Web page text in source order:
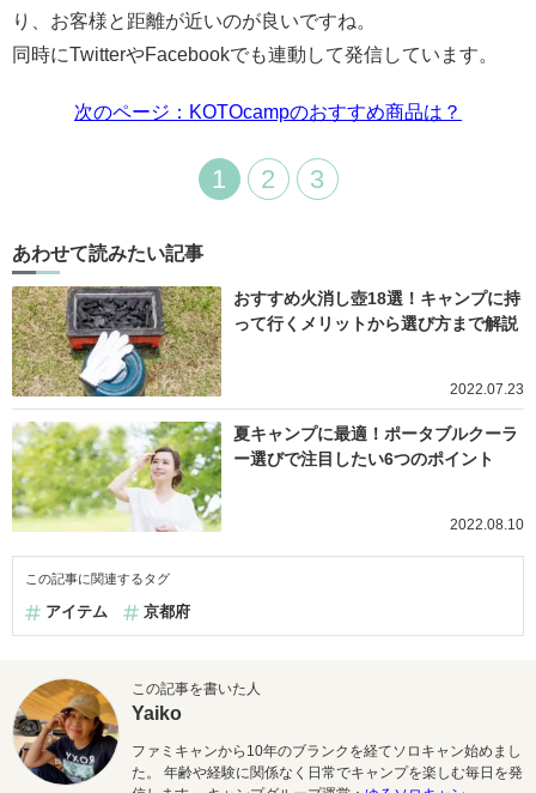
り、お客様と距離が近いのが良いですね。
同時にTwitterやFacebookでも連動して発信しています。
次のページ：KOTOcampのおすすめ商品は？
1 2 3
あわせて読みたい記事
おすすめ火消し壺18選！キャンプに持
って行くメリットから選び方まで解説
2022.07.23
夏キャンプに最適！ポータブルクーラ
ー選びで注目したい6つのポイント
2022.08.10
この記事に関連するタグ
アイテム 京都府
この記事を書いた人
Yaiko
ファミキャンから10年のブランクを経てソロキャン始めまし
た。 年齢や経験に関係なく日常でキャンプを楽しむ毎日を発